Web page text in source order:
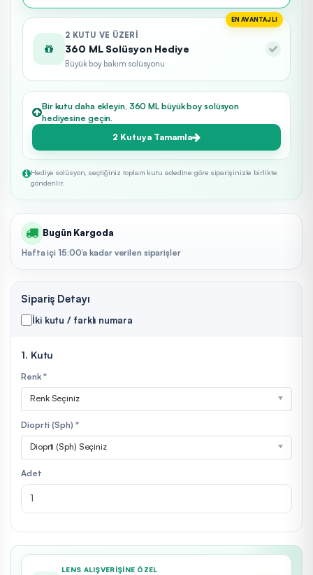
EN AVANTAJLI
2 KUTU VE ÜZERI
360 ML Solüsyon Hediye
Büyük boy bakım solüsyonu
Bir kutu daha ekleyin, 360 ML büyük boy solüsyon
hediyesine geçin.
2 Kutuya Tamamla
Hediye solüsyon, seçtiğiniz toplam kutu adedine göre siparişinizle birlikte
gönderilir.
Bugün Kargoda
Hafta içi 15:00’a kadar verilen siparişler
Sipariş Detayı
İki kutu / farklı numara
1. Kutu
Renk *
Renk Seçiniz
Dioprti (Sph) *
Dioprti (Sph) Seçiniz
Adet
LENS ALIŞVERIŞINE ÖZEL